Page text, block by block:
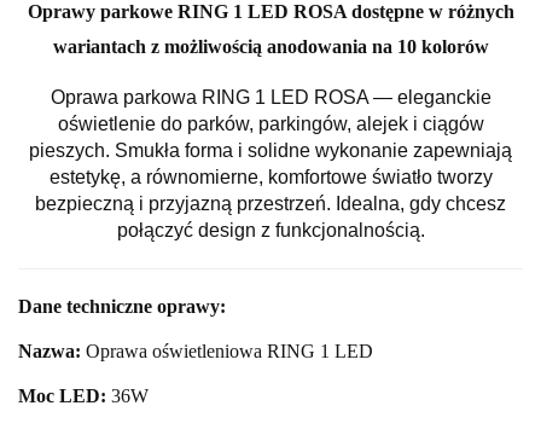
Oprawy parkowe RING 1 LED ROSA dostępne w różnych
wariantach z możliwością anodowania na 10 kolorów
Oprawa parkowa RING 1 LED ROSA — eleganckie
oświetlenie do parków, parkingów, alejek i ciągów
pieszych. Smukła forma i solidne wykonanie zapewniają
estetykę, a równomierne, komfortowe światło tworzy
bezpieczną i przyjazną przestrzeń. Idealna, gdy chcesz
połączyć design z funkcjonalnością.
Dane techniczne oprawy:
Nazwa: Oprawa oświetleniowa RING 1 LED
Moc LED: 36W